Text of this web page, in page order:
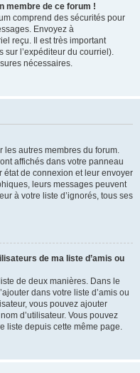
membre de ce forum !
comprend des sécurités pour
Envoyez à
reçu. Il est très important
sur l’expéditeur du courriel).
nécessaires.
les autres membres du forum.
affichés dans votre panneau
état de connexion et leur envoyer
leurs messages peuvent
à votre liste d’ignorés, tous ses
de ma liste d’amis ou
de deux manières. Dans le
dans votre liste d’amis ou
vous pouvez ajouter
d’utilisateur. Vous pouvez
liste depuis cette même page.